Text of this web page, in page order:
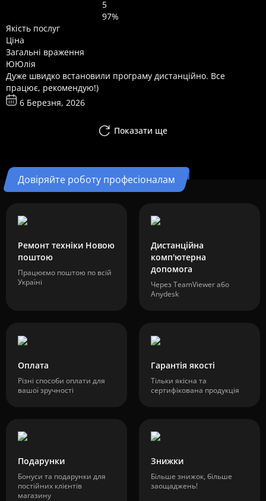
5
97%
Якість послуг
Ціна
Загальні враження
ЮЮлія
Дуже швидко встановили програму дистанційно. Все
працює, рекомендую!)
6 Березня, 2026
Показати ще
Довіряйте роботу професіоналам
Ремонт техніки Новою
поштою
Працюємо поштою по всій
Україні
Дистанційна
комп'ютерна
допомога
Через TeamViewer або
Anydesk
Оплата
Різні способи оплати для
вашої зручності
Гарантія якості
Тільки якісна та
сертифікована продукція
Подарунки
Бонуси та подарунки для
постійних клієнтів
магазину
Знижки
Більше знижок, більше
заощаджень!